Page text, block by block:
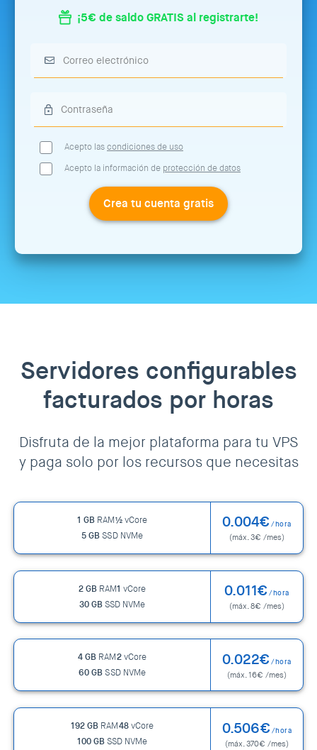
¡5€ de saldo GRATIS al registrarte!
Acepto lascondiciones de uso
Acepto la información de protección de datos
Crea tu cuenta gratis
Servidores configurables
facturados por horas
Disfruta de la mejor plataforma para tu VPS
y paga solo por los recursos que necesitas
0.004€/hora
(máx. 3€ /mes)
1 GB RAM½vCore
5 GBSSD NVMe
0.011€/hora
(máx. 8€ /mes)
2 GBRAM1 vCore
30 GBSSD NVMe
0.022€/hora
(máx. 16€ /mes)
4 GB RAM2vCore
60 GBSSD NVMe
0.506€ /hora
(máx. 370€ /mes)
192 GB RAM48vCore
100 GBSSD NVMe